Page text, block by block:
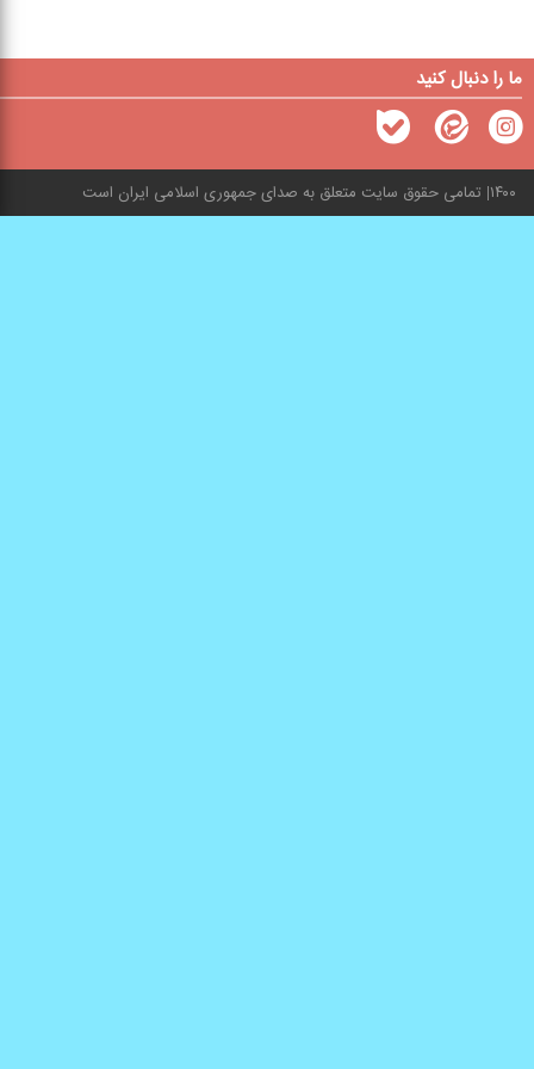
ما را دنبال کنید
۱۴۰۰ تمامی حقوق سایت متعلق به صدای جمهوری اسلامی ایران است